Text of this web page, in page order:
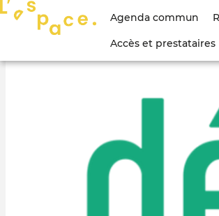
Menu
compte
Agenda commun
Accès et prestataires